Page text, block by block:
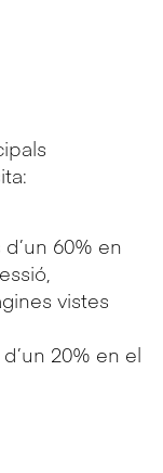
60% en
vistes
20% en el